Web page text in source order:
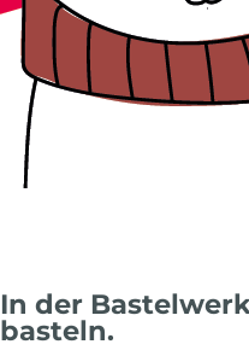
In der
basteln.